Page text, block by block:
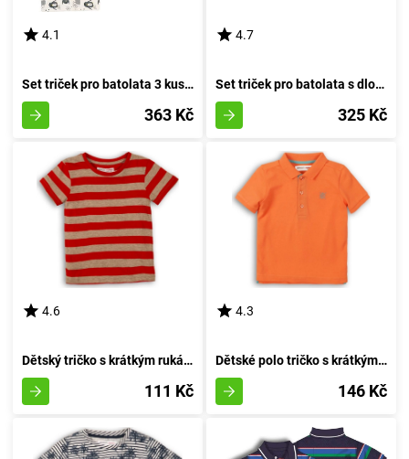
4.1
Set triček pro batolata 3 kusy, Minoti, Objetí 8, chlapec - 74/80 | 9-12 měsíců
363 Kč
4.7
Set triček pro batolata s dlouhými rukávy 3ks, Minoti, Ship 8, chlapec - 74/80 | 9-12m
325 Kč
4.6
Dětský tričko s krátkým rukávem pro chlapce, značky Minoti, design 1PRUH 1, červené - velikost 92/98 | 2/3 roky
111 Kč
4.3
Dětské polo tričko s krátkým rukávem, Minoti, 1POLO 6, oranžové barvy - velikost 92/98 | pro věk 2-3 let
146 Kč